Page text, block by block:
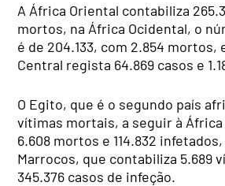
A África Oriental contabiliza
mortos, na África Ocidental, o
é de 204.133, com 2.854 mortos,
Central regista 64.869 casos e
O Egito, que é o segundo país
vítimas mortais, a seguir à
6.608 mortos e 114.832
Marrocos, que contabiliza 5.689
345.376 casos de infeção.